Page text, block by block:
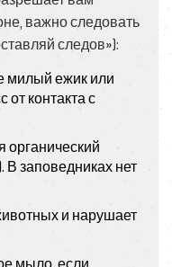
важно следовать
следов»):
милый ежик или
контакта с
органический
В заповедниках нет
и нарушает